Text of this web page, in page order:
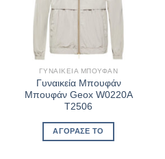
ΓΥΝΑΙΚΕΊΑ ΜΠΟΥΦΆΝ
Γυναικεία Μπουφάν
Μπουφάν Geox W0220A
T2506
ΑΓΌΡΑΣΈ ΤΟ